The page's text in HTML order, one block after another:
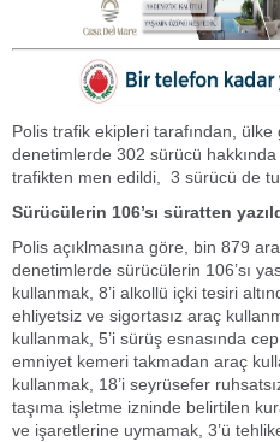
Polis trafik ekipleri tarafından,
denetimlerde 302 sürücü
trafikten men edildi, 3 sürücü de
Sürücülerin 106’sı süratten
Polis açıklmasına göre, bin 879
denetimlerde sürücülerin 106’sı
kullanmak, 8’i alkollü içki tesiri
ehliyetsiz ve sigortasız araç
kullanmak, 5’i sürüş esnasında
emniyet kemeri takmadan araç
kullanmak, 18’i seyrüsefer
taşıma işletme izninde belirtilen
ve işaretlerine uymamak, 3’ü